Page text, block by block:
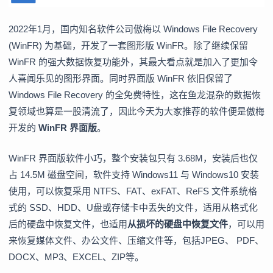
2022年1月，国内知名软件公司傲梅以 Windows File Recovery
(WinFR) 为基础，开发了一套图形版 WinFR。除了继续保留
WinFR 的强大数据恢复功能外，其最大看点就是加入了更加令
人喜闻乐见的图形界面。同时界面版 WinFR 依旧保留了
Windows File Recovery 的全免费特性，这在鱼龙混杂的数据恢
复领域也算是一股清流了，因此今天为大家推荐的软件便是傲梅
开发的 WinFR 界面版。
WinFR 界面版软件小巧，整个安装包只有 3.68M，安装后也仅
占 14.5M 磁盘空间，软件支持 Windows11 与 Windows10 安装
使用，可以恢复采用 NTFS、FAT、exFAT、ReFS 文件系统格
式的 SSD、HDD、U盘或存储卡中丢失的文件，适用从格式化
后的硬盘中恢复文件，也适用从损坏的硬盘中恢复文件，可以用
来恢复媒体文件、办公文件、压缩文件等，包括JPEG、 PDF、
DOCX、MP3、EXCEL、ZIP等。